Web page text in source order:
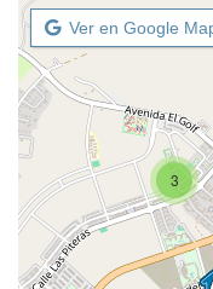
Ver en Google
3